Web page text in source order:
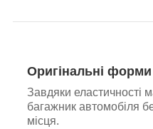
Оригінальні форми
Завдяки еластичності
багажник автомобіля
місця.